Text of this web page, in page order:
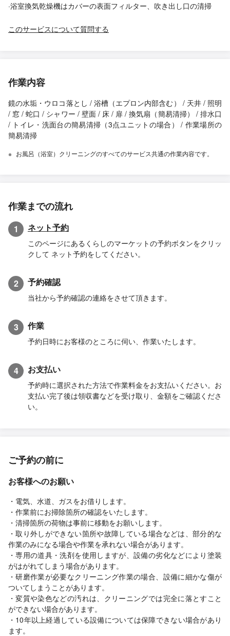
·浴室換気乾燥機はカバーの表面フィルター、吹き出し口の清掃
このサービスについて質問する
作業内容
鏡の水垢・ウロコ落とし / 浴槽（エプロン内部含む） / 天井 / 照明
/ 窓 / 蛇口 / シャワー / 壁面 / 床 / 扉 / 換気扇（簡易清掃） / 排水口
/ トイレ・洗面台の簡易清掃（3点ユニットの場合） / 作業場所の
簡易清掃
お風呂（浴室）クリーニングのすべてのサービス共通の作業内容です。
作業までの流れ
1 ネット予約
このページにあるくらしのマーケットの予約ボタンをクリッ
クして ネット予約をしてください。
2 予約確認
当社から予約確認の連絡をさせて頂きます。
3 作業
予約日時にお客様のところに伺い、作業いたします。
4 お支払い
予約時に選択された方法で作業料金をお支払いください。お
支払い完了後は領収書などを受け取り、金額をご確認くださ
い。
ご予約の前に
お客様へのお願い
・電気、水道、ガスをお借りします。
・作業前にお掃除箇所の確認をいたします。
・清掃箇所の荷物は事前に移動をお願いします。
・取り外しができない箇所や故障している場合などは、部分的な
作業のみになる場合や作業を承れない場合があります。
・専用の道具・洗剤を使用しますが、設備の劣化などにより塗装
がはがれてしまう場合があります。
・研磨作業が必要なクリーニング作業の場合、設備に細かな傷が
ついてしまうことがあります。
・変質や染色などの汚れは、クリーニングでは完全に落とすこと
ができない場合があります。
・10年以上経過している設備については保障できない場合があり
ます。